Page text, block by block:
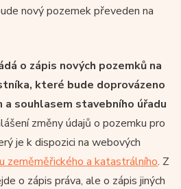
nový pozemek převeden na
o zápis nových pozemků na
které bude doprovázeno
souhlasem stavebního úřadu
změny údajů o pozemku pro
je k dispozici na webových
zeměměřického a katastrálního. Z
o zápis práva, ale o zápis jiných